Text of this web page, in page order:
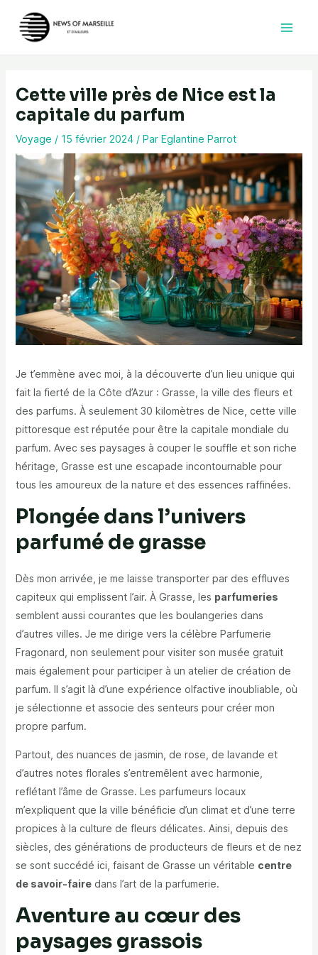
contenu
Cette ville près de Nice est la
capitale du parfum
Voyage / 15 février 2024 / Par Eglantine Parrot
Je t’emmène avec moi, à la découverte d’un lieu unique qui
fait la fierté de la Côte d’Azur : Grasse, la ville des fleurs et
des parfums. À seulement 30 kilomètres de Nice, cette ville
pittoresque est réputée pour être la capitale mondiale du
parfum. Avec ses paysages à couper le souffle et son riche
héritage, Grasse est une escapade incontournable pour
tous les amoureux de la nature et des essences raffinées.
Plongée dans l’univers
parfumé de grasse
Dès mon arrivée, je me laisse transporter par des effluves
capiteux qui emplissent l’air. À Grasse, les parfumeries
semblent aussi courantes que les boulangeries dans
d’autres villes. Je me dirige vers la célèbre Parfumerie
Fragonard, non seulement pour visiter son musée gratuit
mais également pour participer à un atelier de création de
parfum. Il s’agit là d’une expérience olfactive inoubliable, où
je sélectionne et associe des senteurs pour créer mon
propre parfum.
Partout, des nuances de jasmin, de rose, de lavande et
d’autres notes florales s’entremêlent avec harmonie,
reflétant l’âme de Grasse. Les parfumeurs locaux
m’expliquent que la ville bénéficie d’un climat et d’une terre
propices à la culture de fleurs délicates. Ainsi, depuis des
siècles, des générations de producteurs de fleurs et de nez
se sont succédé ici, faisant de Grasse un véritable centre
de savoir-fairedans l’art de la parfumerie.
Aventure au cœur des
paysages grassois